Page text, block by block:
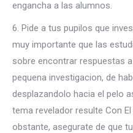
engancha a las alumnos.
6. Pide a tus pupilos que
muy importante que las
sobre encontrar respuestas
pequena investigacion, de
desplazandolo hacia el pelo
tema revelador resulte Con
obstante, asegurate de que